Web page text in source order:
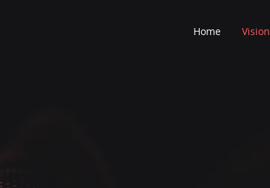
Home Vision